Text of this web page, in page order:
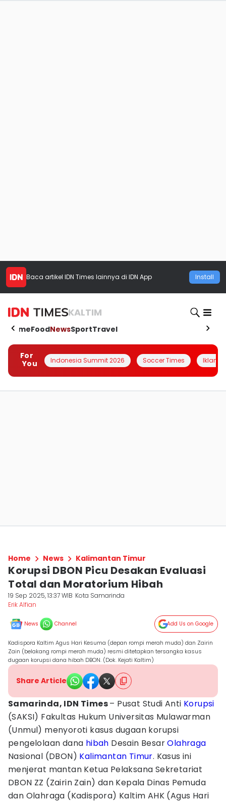
Baca artikel IDN Times lainnya di IDN App Install
KALTIM
HomeFoodNewsSportTravel
For
You
Indonesia Summit 2026 Soccer Times Iklanin
Home News Kalimantan Timur
Korupsi DBON Picu Desakan Evaluasi
Total dan Moratorium Hibah
19 Sep 2025, 13:37 WIB Kota Samarinda
Erik Alfian
News Channel Add Us on Google
Kadispora Kaltim Agus Hari Kesuma (depan rompi merah muda) dan Zairin
Zain (belakang rompi merah muda) resmi ditetapkan tersangka kasus
dugaan korupsi dana hibah DBON. (Dok. Kejati Kaltim)
Share Article
Samarinda, IDN Times– Pusat Studi Anti Korupsi
(SAKSI) Fakultas Hukum Universitas Mulawarman
(Unmul) menyoroti kasus dugaan korupsi
pengelolaan dana hibah Desain BesarOlahraga
Nasional (DBON) Kalimantan Timur. Kasus ini
menjerat mantan Ketua Pelaksana Sekretariat
DBON ZZ (Zairin Zain) dan Kepala Dinas Pemuda
dan Olahraga (Kadispora) Kaltim AHK (Agus Hari